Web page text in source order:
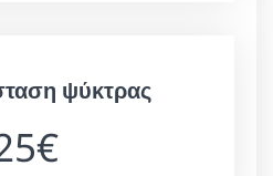
ψύκτρας